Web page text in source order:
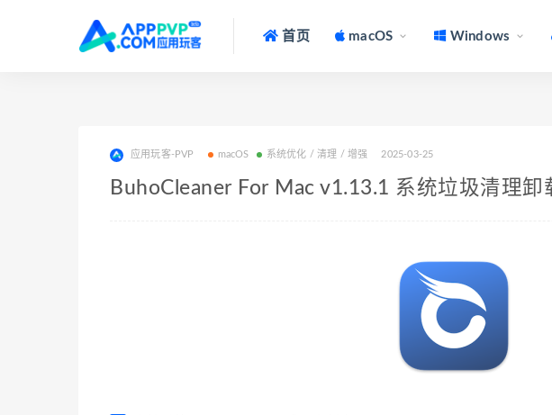
首页 macOS Windows
应用玩客-PVP macOS 系统优化 / 清理 / 增强 2025-03-25
BuhoCleaner For Mac v1.13.1 系统垃圾清理卸